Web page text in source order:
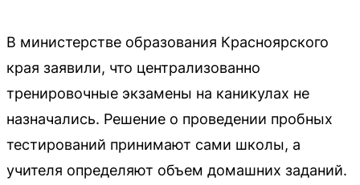
В министерстве образования Красноярского
края заявили, что централизованно
тренировочные экзамены на каникулах не
назначались. Решение о проведении пробных
тестирований принимают сами школы, а
учителя определяют объем домашних заданий.